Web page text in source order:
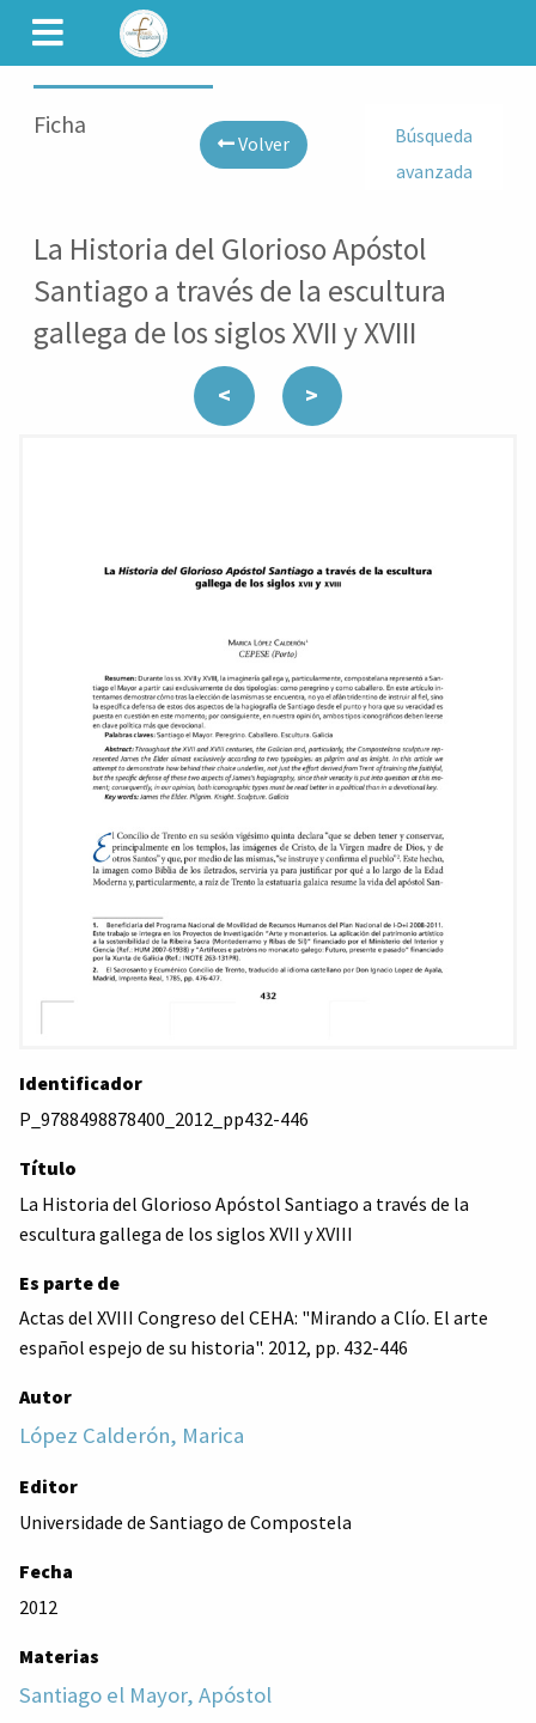
CAMINET
Ficha
Volver
Búsqueda
avanzada
La Historia del Glorioso Apóstol
Santiago a través de la escultura
gallega de los siglos XVII y XVIII
< >
Identificador
P_9788498878400_2012_pp432-446
Título
La Historia del Glorioso Apóstol Santiago a través de la
escultura gallega de los siglos XVII y XVIII
Es parte de
Actas del XVIII Congreso del CEHA: "Mirando a Clío. El arte
español espejo de su historia". 2012, pp. 432-446
Autor
López Calderón, Marica
Editor
Universidade de Santiago de Compostela
Fecha
2012
Materias
Santiago el Mayor, Apóstol